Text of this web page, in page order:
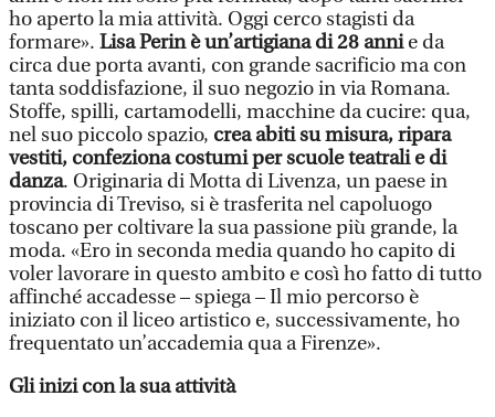
ho aperto la mia attività. Oggi cerco stagisti da
formare». Lisa Perin è un’artigiana di 28 annie da
circa due porta avanti, con grande sacrificio ma con
tanta soddisfazione, il suo negozio in via Romana.
Stoffe, spilli, cartamodelli, macchine da cucire: qua,
nel suo piccolo spazio, crea abiti su misura, ripara
vestiti, confeziona costumi per scuole teatrali e di
danza. Originaria di Motta di Livenza, un paese in
provincia di Treviso, si è trasferita nel capoluogo
toscano per coltivare la sua passione più grande, la
moda. «Ero in seconda media quando ho capito di
voler lavorare in questo ambito e così ho fatto di tutto
affinché accadesse – spiega – Il mio percorso è
iniziato con il liceo artistico e, successivamente, ho
frequentato un’accademia qua a Firenze».
Gli inizi con la sua attività